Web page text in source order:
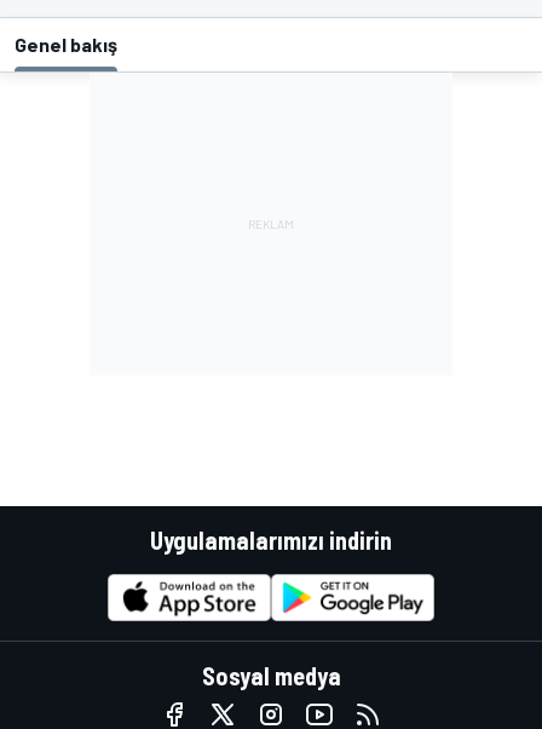
Genel bakış
Uygulamalarımızı indirin
Sosyal medya